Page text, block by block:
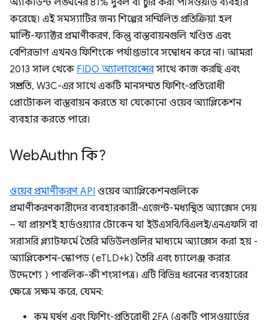
অ্যাকাউন্ট লঙ্ঘনের 81% দুর্বল বা চুরি করা পাসওয়ার্ড ব্যবহার
করেছে। এই সমস্যাটির জন্য শিল্পের সম্মিলিত প্রতিক্রিয়া হল
মাল্টি-ফ্যাক্টর প্রমাণীকরণ, কিন্তু বাস্তবায়নগুলি খণ্ডিত এবং
বেশিরভাগ এখনও ফিশিংকে পর্যাপ্তভাবে সম্বোধন করে না। আমরা
2013 সাল থেকে FIDO অ্যালায়েন্সেরসাথে কাজ করছি এবং
সম্প্রতি, W3C-এর সাথে একটি মানসম্মত ফিশিং-প্রতিরোধী
প্রোটোকল বাস্তবায়ন করতে যা যেকোনো ওয়েব অ্যাপ্লিকেশন
ব্যবহার করতে পারে।
WebAuthn কি?
ওয়েব প্রমাণীকরণ API ওয়েব অ্যাপ্লিকেশনগুলিকে
প্রমাণীকরণকারীদের ব্যবহারকারী-এজেন্ট-মধ্যস্থিত অ্যাক্সেস দেয়
– যা প্রায়শই হার্ডওয়্যার টোকেন যা ইউএসবি/বিএলই/এনএফসি বা
সরাসরি প্ল্যাটফর্মে তৈরি মডিউলগুলির মাধ্যমে অ্যাক্সেস করা হয় -
অ্যাপ্লিকেশন-স্কোপড (eTLD+k) তৈরি এবং চ্যালেঞ্জ করার
উদ্দেশ্যে ) পাবলিক-কী শংসাপত্র। এটি বিভিন্ন ধরনের ব্যবহারের
ক্ষেত্রে সক্ষম করে, যেমন:
কম ঘর্ষণ এবং ফিশিং-প্রতিরোধী 2FA (একটি পাসওয়ার্ডের